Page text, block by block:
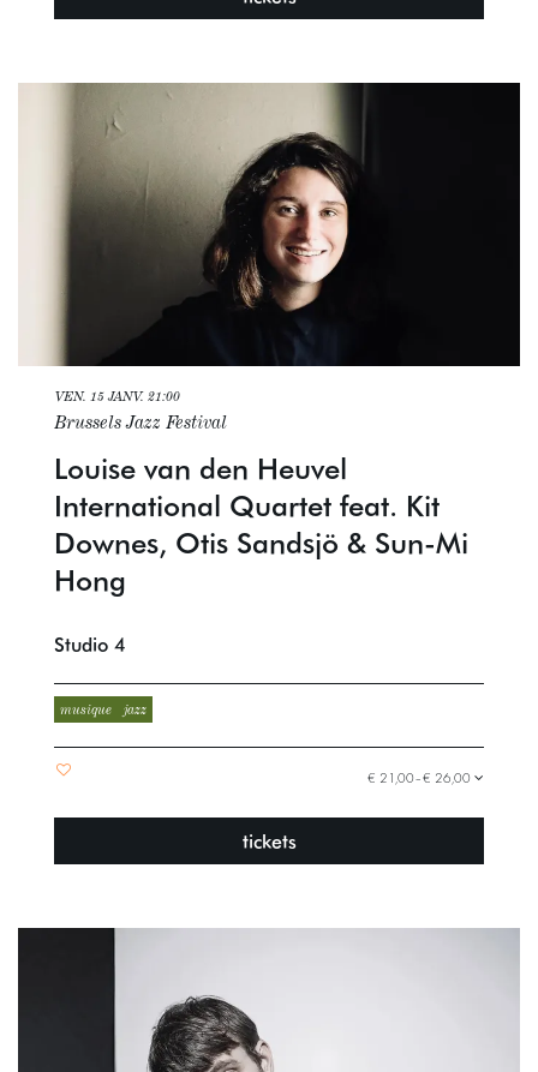
Louise van den Heuvel
International Quartet feat. Kit
Downes, Otis Sandsjö & Sun-Mi
Hong
Brussels Jazz Festival
VEN. 15 JANV. 21:00
Studio 4
musique jazz
€ 21,00–€ 26,00
tickets